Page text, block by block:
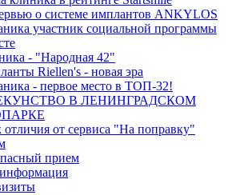
о системе имплантов ANKYLOS
участник социальной программы
- "Народная 42"
Riellen's - новая эра
- первое место в ТОП-32!
В ЛЕНИНГРАДСКОМ
отличия от сервиса "На поправку"
прием